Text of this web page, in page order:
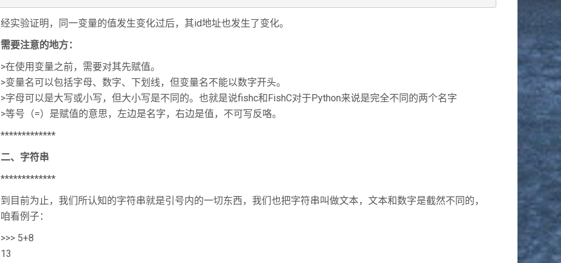
经实验证明，同一变量的值发生变化过后，其id地址也发生了变化。
需要注意的地方：
>在使用变量之前，需要对其先赋值。
>变量名可以包括字母、数字、下划线，但变量名不能以数字开头。
>字母可以是大写或小写，但大小写是不同的。也就是说fishc和FishC对于Python来说是完全不同的两个名字
>等号（=）是赋值的意思，左边是名字，右边是值，不可写反咯。
*************
二、字符串
*************
到目前为止，我们所认知的字符串就是引号内的一切东西，我们也把字符串叫做文本，文本和数字是截然不同的，
咱看例子：
>>> 5+8
13